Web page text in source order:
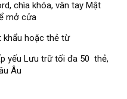
chìa khóa, vân tay Mật
mở cửa
khẩu hoặc thẻ từ
yếu Lưu trữ tối đa 50 thẻ,
Âu